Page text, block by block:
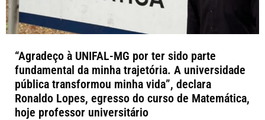
“Agradeço à UNIFAL-MG por ter sido parte
fundamental da minha trajetória. A universidade
pública transformou minha vida”, declara
Ronaldo Lopes, egresso do curso de Matemática,
hoje professor universitário